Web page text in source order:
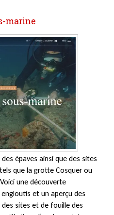
marine
épaves ainsi que des sites
que la grotte Cosquer ou
une découverte
et un aperçu des
sites et de fouille des